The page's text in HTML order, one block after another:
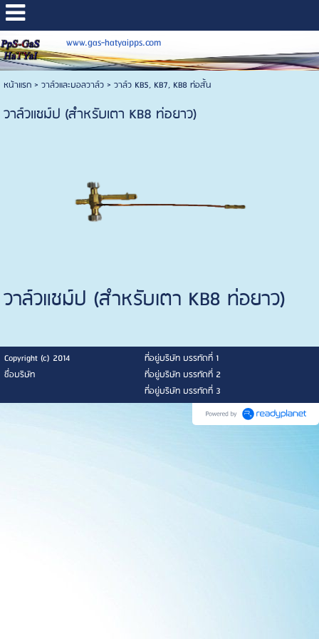
www.gas-hatyaipps.com
หน้าแรก> วาล์วและบอลวาล์ว> วาล์ว KB5, KB7, KB8 ท่อสั้น
วาล์วแชม์ป (สำหรับเตา KB8 ท่อยาว)
วาล์วแชม์ป (สำหรับเตา KB8 ท่อยาว)
Copyright (c) 2014
ที่อยู่บริษัท บรรทัดที่ 1
ชื่อบริษัท
ที่อยู่บริษัท บรรทัดที่ 2
ที่อยู่บริษัท บรรทัดที่ 3